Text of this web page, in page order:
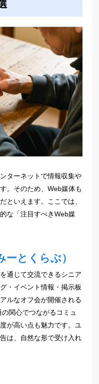
ターネットで情報収集や
。そのため、Web媒体も
といえます。ここでは、
な「注目すべきWeb媒
ーとくらぶ）
通じて交流できるシニア
・イベント情報・掲示板
ルなオフ会が開催される
関心でつながるコミュ
が高い点も魅力です。ユ
は、自然な形で受け入れ